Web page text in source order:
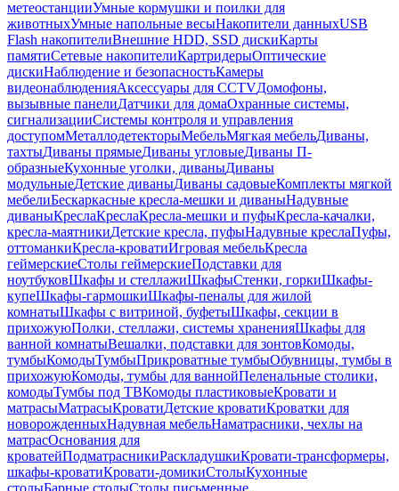
метеостанцииУмные кормушки и поилки для
животныхУмные напольные весыНакопители данныхUSB
Flash накопителиВнешние HDD, SSD дискиКарты
памятиСетевые накопителиКартридерыОптические
дискиНаблюдение и безопасностьКамеры
видеонаблюденияАксессуары для CCTVДомофоны,
вызывные панелиДатчики для домаОхранные системы,
сигнализацииСистемы контроля и управления
доступомМеталлодетекторыМебельМягкая мебельДиваны,
тахтыДиваны прямыеДиваны угловыеДиваны П-
образныеКухонные уголки, диваныДиваны
модульныеДетские диваныДиваны садовыеКомплекты мягкой
мебелиБескаркасные кресла-мешки и диваныНадувные
диваныКреслаКреслаКресла-мешки и пуфыКресла-качалки,
кресла-маятникиДетские кресла, пуфыНадувные креслаПуфы,
оттоманкиКресла-кроватиИгровая мебельКресла
геймерскиеСтолы геймерскиеПодставки для
ноутбуковШкафы и стеллажиШкафыСтенки, горкиШкафы-
купеШкафы-гармошкиШкафы-пеналы для жилой
комнатыШкафы с витриной, буфетыШкафы, секции в
прихожуюПолки, стеллажи, системы храненияШкафы для
ванной комнатыВешалки, подставки для зонтовКомоды,
тумбыКомодыТумбыПрикроватные тумбыОбувницы, тумбы в
прихожуюКомоды, тумбы для ваннойПеленальные столики,
комодыТумбы под ТВКомоды пластиковыеКровати и
матрасыМатрасыКроватиДетские кроватиКроватки для
новорожденныхНадувная мебельНаматрасники, чехлы на
матрасОснования для
кроватейПодматрасникиРаскладушкиКровати-трансформеры,
шкафы-кроватиКровати-домикиСтолыКухонные
столыБарные столыСтолы письменные,